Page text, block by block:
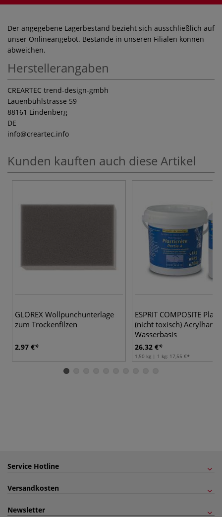
Der angegebene Lagerbestand bezieht sich ausschließlich auf
unser Onlineangebot. Bestände in unseren Filialen können
abweichen.
Herstellerangaben
CREARTEC trend-design-gmbh
Lauenbühlstrasse 59
88161 Lindenberg
DE
info@creartec.info
Kunden kauften auch diese Artikel
GLOREX Wollpunchunterlage
zum Trockenfilzen
2,97 €
ESPRIT COMPOSITE
(nicht toxisch) Acrylharz
Wasserbasis
26,32 €
1,50 kg | 1 kg: 17,55 €
Service Hotline
Versandkosten
Newsletter